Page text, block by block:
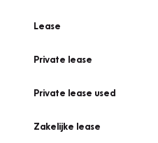
Lease
Private lease
Private lease used
Zakelijke lease